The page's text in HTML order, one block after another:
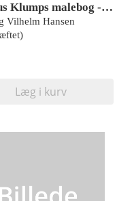
Rasmus Klumps malebog - Bedste venner (kolli 6)
Vilhelm Hansen
Læg i kurv